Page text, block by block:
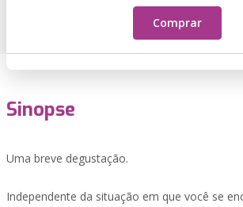
Comprar
Sinopse
Uma breve degustação.
Independente da situação em que você se